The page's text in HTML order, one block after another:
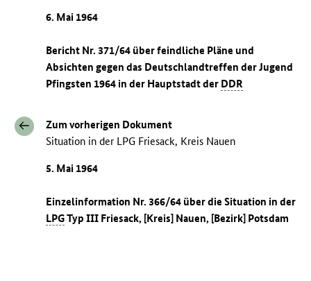
6. Mai 1964
Bericht Nr. 371/64 über feindliche Pläne und
Absichten gegen das Deutschlandtreffen der Jugend
Pfingsten 1964 in der Hauptstadt der DDR
Zum vorherigen Dokument
Situation in der LPG Friesack, Kreis Nauen
5. Mai 1964
Einzelinformation Nr. 366/64 über die Situation in der
LPGTyp III Friesack, [Kreis] Nauen, [Bezirk] Potsdam